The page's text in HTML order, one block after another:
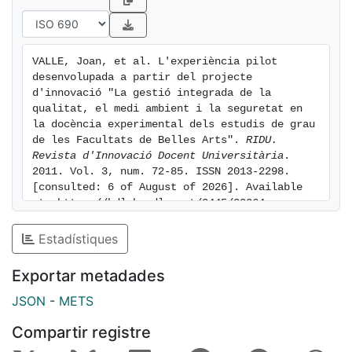
BBAA de la Universitat de Barcelona. L'experiència
pilot va demostrar satisfactòriament la viabilitat de
la seva aplicació, orientats a la millora continuada de
la qualitat docent i de la investigació. Per concloure el
projecte es va elaborar el procediment general (PG)
que determina les pautes per a redactar un PNT.
Aquest PG va ser aprovat recentment per la CSSMA
del Centre2 i es podrà aplicar en el futur en la Facultat
de BBAA de Barcelona. Sobre l'experiència s'han
realitzat les publicacions pertinents (un llibre i un DVD)
i s'ha participat també en dos congressos.
VALLE, Joan, et al. L'experiència pilot
desenvolupada a partir del projecte
d'innovació "La gestió integrada de la
qualitat, el medi ambient i la seguretat en
la docència experimental dels estudis de grau
de les Facultats de Belles Arts". RIDU.
Revista d'Innovació Docent Universitària .
2011. Vol. 3, num. 72-85. ISSN 2013-2298.
[consulted: 6 of August of 2026]. Available
at: https://hdl.handle.net/2445/20264
Estadístiques
Exportar metadades
JSON - METS
Compartir registre